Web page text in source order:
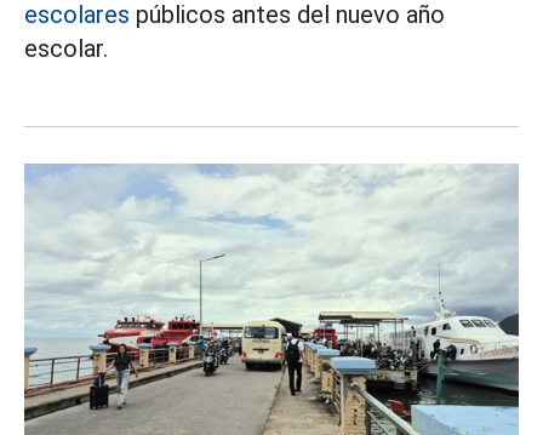
escolares públicos antes del nuevo año
escolar.